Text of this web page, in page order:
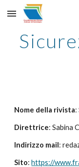
Skip to main content
Nome della rivista:
Direttrice: Sabina
Indirizzo mail:
Sito:https://